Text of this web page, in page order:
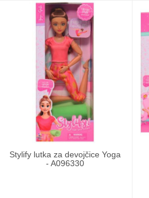
Stylify lutka za devojčice Yoga
- A096330